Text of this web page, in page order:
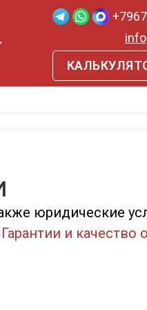
юридические
и качество